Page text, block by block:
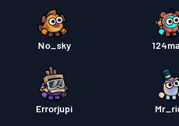
No_sky
Errorjupi